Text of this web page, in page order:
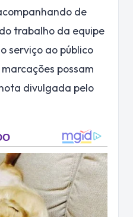
de
trabalho da equipe
serviço ao público
possam
divulgada pelo